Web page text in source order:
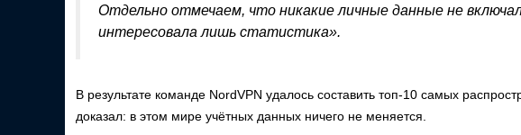
Отдельно отмечаем, что никакие личные данные не
интересовала лишь статистика».
В результате команде NordVPN удалось составить топ-10 самых
доказал: в этом мире учётных данных ничего не меняется.